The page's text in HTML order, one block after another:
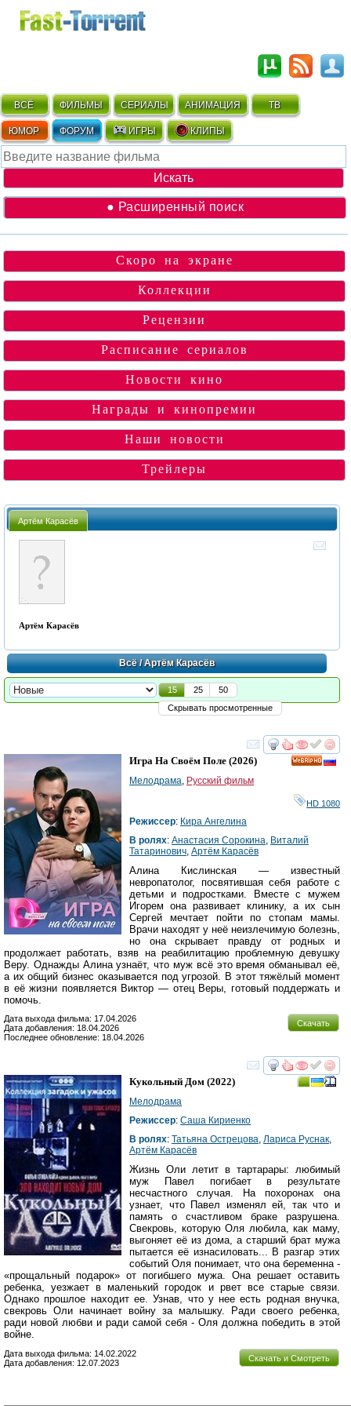
ВСЁ ФИЛЬМЫ СЕРИАЛЫ АНИМАЦИЯ ТВ
ЮМОР ФОРУМ ИГРЫ КЛИПЫ
● Расширенный поиск
Скоро на экране
Коллекции
Рецензии
Расписание сериалов
Новости кино
Награды и кинопремии
Наши новости
Трейлеры
Артём Карасёв
Артём Карасёв
Всё/ Артём Карасёв
15 25
50
Скрывать просмотренные
смотреть
Игра На Своём Поле (2026)
Мелодрама Русский фильм
HD 1080
Режиссер: Кира Ангелина
В ролях: Анастасия Сорокина Виталий
Татаринович Артём Карасёв
Алина Кислинская — известный
невропатолог, посвятившая себя работе с
детьми и подростками. Вместе с мужем
Игорем она развивает клинику, а их сын
Сергей мечтает пойти по стопам мамы.
Врачи находят у неё неизлечимую болезнь,
но она скрывает правду от родных и
продолжает работать, взяв на реабилитацию проблемную девушку
Веру. Однажды Алина узнаёт, что муж всё это время обманывал её,
а их общий бизнес оказывается под угрозой. В этот тяжёлый момент
в её жизни появляется Виктор — отец Веры, готовый поддержать и
помочь.
Скачать
Дата выхода фильма: 17.04.2026
Дата добавления: 18.04.2026
Последнее обновление: 18.04.2026
смотреть
Кукольный Дом (2022)
Мелодрама
Режиссер: Саша Кириенко
В ролях: Татьяна Острецова, Лариса Руснак,
Артём Карасёв
Жизнь Оли летит в тартарары: любимый
муж Павел погибает в результате
несчастного случая. На похоронах она
узнает, что Павел изменял ей, так что и
память о счастливом браке разрушена.
Свекровь, которую Оля любила, как маму,
выгоняет её из дома, а старший брат мужа
пытается её изнасиловать... В разгар этих
событий Оля понимает, что она беременна -
«прощальный подарок» от погибшего мужа. Она решает оставить
ребенка, уезжает в маленький городок и рвет все старые связи.
Однако прошлое находит ее. Узнав, что у нее есть родная внучка,
свекровь Оли начинает войну за малышку. Ради своего ребенка,
ради новой любви и ради самой себя - Оля должна победить в этой
войне.
Скачать и Смотреть
Дата выхода фильма: 14.02.2022
Дата добавления: 12.07.2023